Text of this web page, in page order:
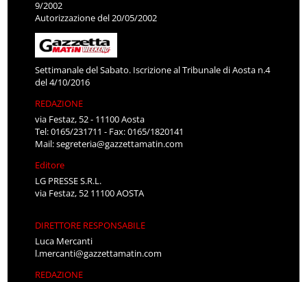
9/2002
Autorizzazione del 20/05/2002
Settimanale del Sabato. Iscrizione al Tribunale di Aosta n.4
del 4/10/2016
REDAZIONE
via Festaz, 52 - 11100 Aosta
Tel: 0165/231711 - Fax: 0165/1820141
Mail:segreteria@gazzettamatin.com
Editore
LG PRESSE S.R.L.
via Festaz, 52 11100 AOSTA
DIRETTORE RESPONSABILE
Luca Mercanti
l.mercanti@gazzettamatin.com
REDAZIONE